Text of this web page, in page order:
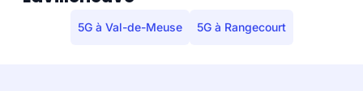
5G à Val-de-Meuse 5G à Rangecourt